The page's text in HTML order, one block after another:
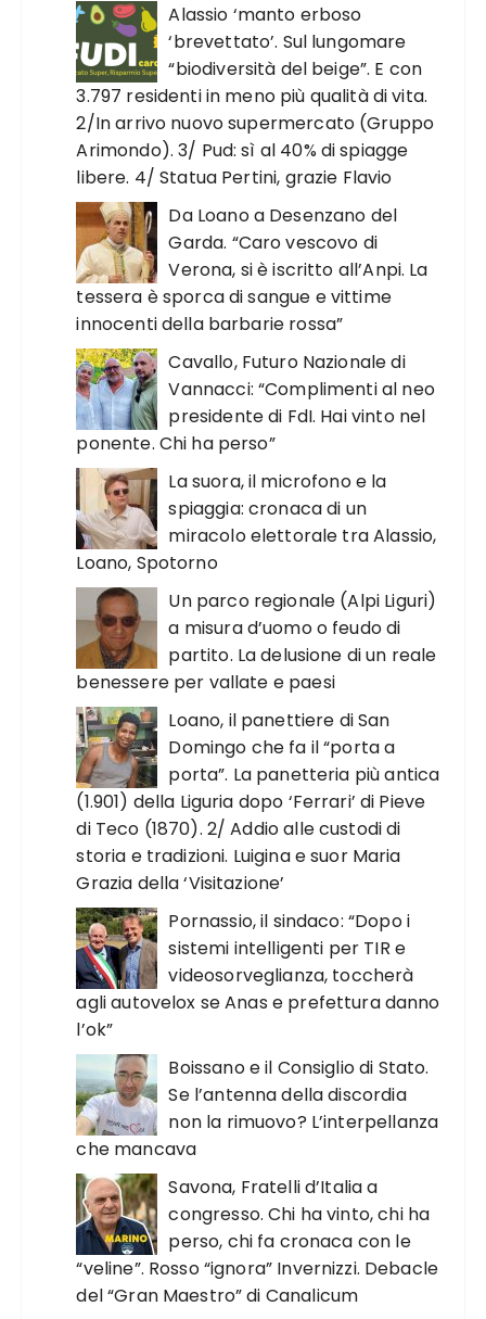
Alassio ‘manto erboso
‘brevettato’. Sul lungomare
“biodiversità del beige”. E con
3.797 residenti in meno più qualità di vita.
2/In arrivo nuovo supermercato (Gruppo
Arimondo). 3/ Pud: sì al 40% di spiagge
libere. 4/ Statua Pertini, grazie Flavio
Da Loano a Desenzano del
Garda. “Caro vescovo di
Verona, si è iscritto all’Anpi. La
tessera è sporca di sangue e vittime
innocenti della barbarie rossa”
Cavallo, Futuro Nazionale di
Vannacci: “Complimenti al neo
presidente di FdI. Hai vinto nel
ponente. Chi ha perso”
La suora, il microfono e la
spiaggia: cronaca di un
miracolo elettorale tra Alassio,
Loano, Spotorno
Un parco regionale (Alpi Liguri)
a misura d’uomo o feudo di
partito. La delusione di un reale
benessere per vallate e paesi
Loano, il panettiere di San
Domingo che fa il “porta a
porta”. La panetteria più antica
(1.901) della Liguria dopo ‘Ferrari’ di Pieve
di Teco (1870). 2/ Addio alle custodi di
storia e tradizioni. Luigina e suor Maria
Grazia della ‘Visitazione’
Pornassio, il sindaco: “Dopo i
sistemi intelligenti per TIR e
videosorveglianza, toccherà
agli autovelox se Anas e prefettura danno
l’ok”
Boissano e il Consiglio di Stato.
Se l’antenna della discordia
non la rimuovo? L’interpellanza
che mancava
Savona, Fratelli d’Italia a
congresso. Chi ha vinto, chi ha
perso, chi fa cronaca con le
“veline”. Rosso “ignora” Invernizzi. Debacle
del “Gran Maestro” di Canalicum